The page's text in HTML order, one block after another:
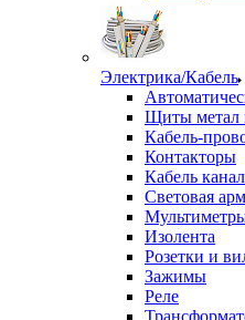
Электрика/Кабель
Щиты метал
Кабель-
Контакторы
Кабель
Световая
Изолента
Розетки и
Зажимы
Реле